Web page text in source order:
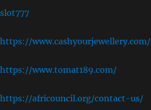
slot777
https://www.cashyourjewellery.com/
https://www.tomat189.com/
https://africouncil.org/contact-us/